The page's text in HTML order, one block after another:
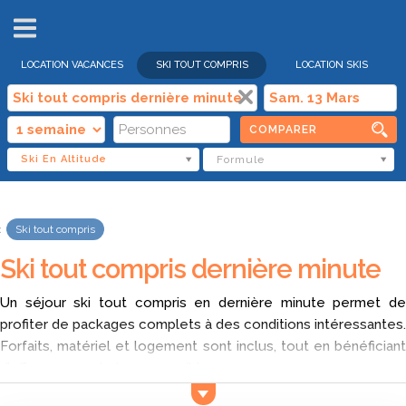
LOCATION VACANCES SKI TOUT COMPRIS LOCATION SKIS
COMPARER
Ski En Altitude Formule
Ski tout compris
Ski tout compris dernière minute
Un séjour ski tout compris en dernière minute permet de
profiter de packages complets à des conditions intéressantes.
Forfaits, matériel et logement sont inclus, tout en bénéficiant